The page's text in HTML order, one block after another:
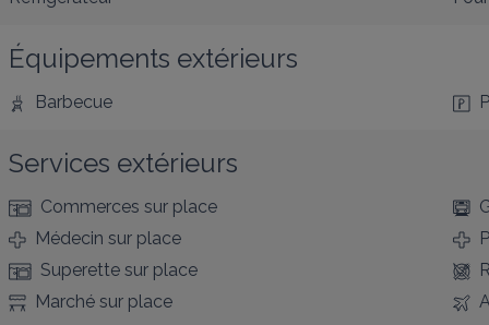
Équipements extérieurs
Barbecue
Services extérieurs
Commerces sur place
Médecin sur place
Superette sur place
Marché sur place